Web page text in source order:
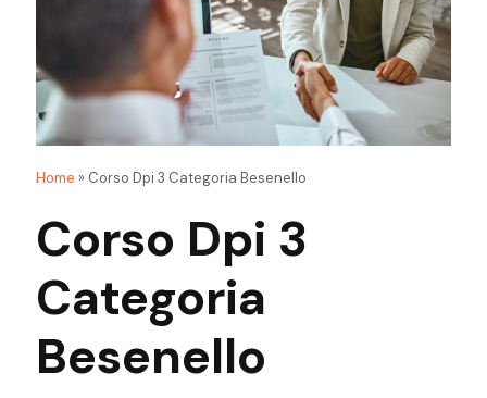
Home » Corso Dpi 3 Categoria Besenello
Corso Dpi 3
Categoria
Besenello